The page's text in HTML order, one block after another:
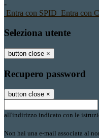
-
Entra con SPID Entra con
Seleziona utente
button close ×
Recupero password
button close ×
all'indirizzo indicato con le
Non hai una e-mail associata al